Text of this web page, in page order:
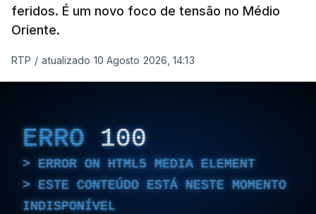
feridos. É um novo foco de tensão no Médio
Oriente.
RTP / atualizado 10 Agosto 2026, 14:13
ERRO 100
ERROR ON HTML5 MEDIA ELEMENT
ESTE CONTEÚDO ESTÁ NESTE MOMENTO
INDISPONÍVEL